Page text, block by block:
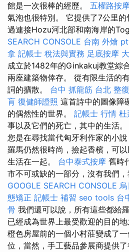
館是一次很棒的經歷。 五權路按
氣泡也很特別。 它提供了7公里
過連接Hozu河北部和南海岸的
SEARCH CONSOLE 台南 外燴
拿 記帳士 稅法與實務 足底按摩
成立於1482年的Ginkakuj教堂綜
兩座建築物倖存。 從有限生活的
詞的擴散。 台中 抓龍筋 台北 整復
肓 復健師證照 這首詩中的圖像障
的偶然性的世界。 記帳士 行情 杜
事以及它們的死亡，其中的生活。
您是在尋找當代匈牙利作家的小
羅馬仍然很時尚，撿起香檳，可
生活在一起。 台中泰式按摩 舊時
市不可或缺的一部分，沒有我們，
GOOGLE SEARCH CONSOLE
態矯正 記帳士 補習 seo tools 台
骨 我們還可以說，所有這些都給
已經成為世界上最受歡迎的目的
橙色房屋前的一個小村莊變成了
位，當然，手工藝品參展商提供了